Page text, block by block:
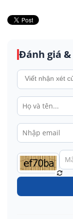
Đánh giá